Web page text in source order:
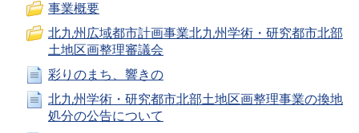
事業概要
北九州広域都市計画事業北九州学術・研究都市北部
土地区画整理審議会
彩りのまち、響きの
北九州学術・研究都市北部土地区画整理事業の換地
処分の公告について